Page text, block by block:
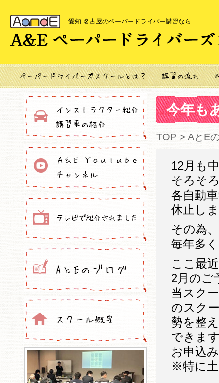
愛知 名古屋のペーパードライバー講習なら
今年も
TOP > AとE
12月も
そろそ
各自動
休止し
その為
毎年多
ここ最
2月のご
当スク
のスク
勢を整
できま
お申込
※特に